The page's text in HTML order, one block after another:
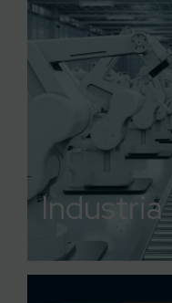
Industria